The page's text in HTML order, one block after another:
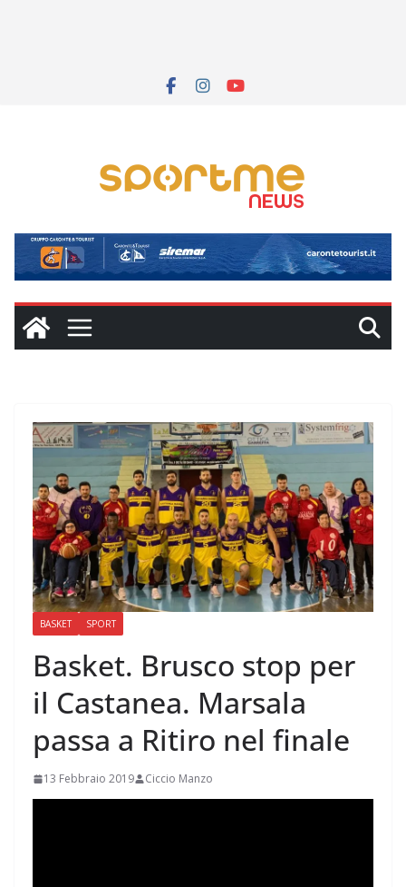
BASKET SPORT
Basket. Brusco stop per
il Castanea. Marsala
passa a Ritiro nel finale
13 Febbraio 2019 Ciccio Manzo